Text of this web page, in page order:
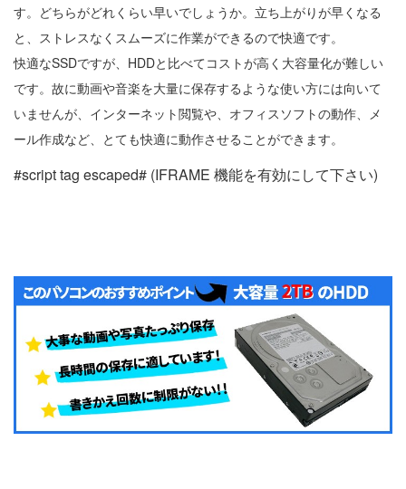
す。どちらがどれくらい早いでしょうか。立ち上がりが早くなる
と、ストレスなくスムーズに作業ができるので快適です。
快適なSSDですが、HDDと比べてコストが高く大容量化が難しい
です。故に動画や音楽を大量に保存するような使い方には向いて
いませんが、インターネット閲覧や、オフィスソフトの動作、メ
ール作成など、とても快適に動作させることができます。
#script tag escaped# (IFRAME 機能を有効にして下さい)